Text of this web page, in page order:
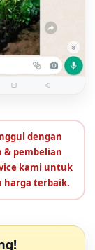
dengan
pembelian
kami untuk
harga terbaik.